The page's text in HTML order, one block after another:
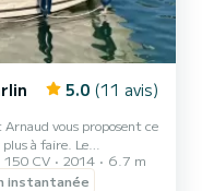
5.0 (11 avis)
vous proposent ce
à faire. Le
Doté de son moteur
150 CV 2014
6.7 m
instantanée